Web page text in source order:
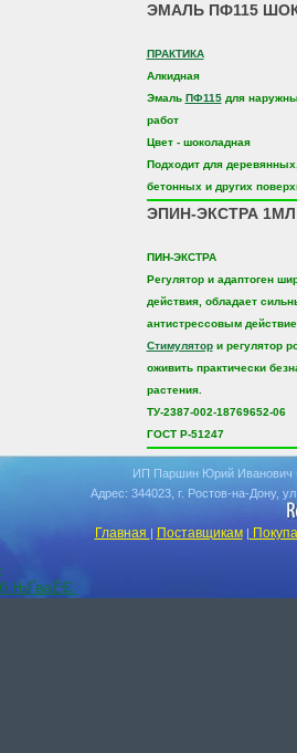
ЭМАЛЬ ПФ115
ПРАКТИКА
Алкидная
Эмаль ПФ115для
работ
Цвет - шоколадная
Подходит для
бетонных и других
ЭПИН-ЭКСТРА
ПИН-ЭКСТРА
Регулятор и адаптоген
действия, обладает
антистрессовым
Стимулятори регулятор
оживить практически
растения.
ТУ-2387-002-18769652-06
ГОСТ Р-51247
ИП Паршин Юрий Иванович
Адрес: 344023, г. Ростов-на-Дону,
Главная | Поставщикам|